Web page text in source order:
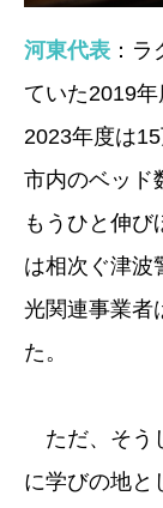
河東代表 ：
ていた2019年
2023年度は
市内のベッド
もうひと伸び
は相次ぐ津波
光関連事業者
た。
ただ、そう
に学びの地と